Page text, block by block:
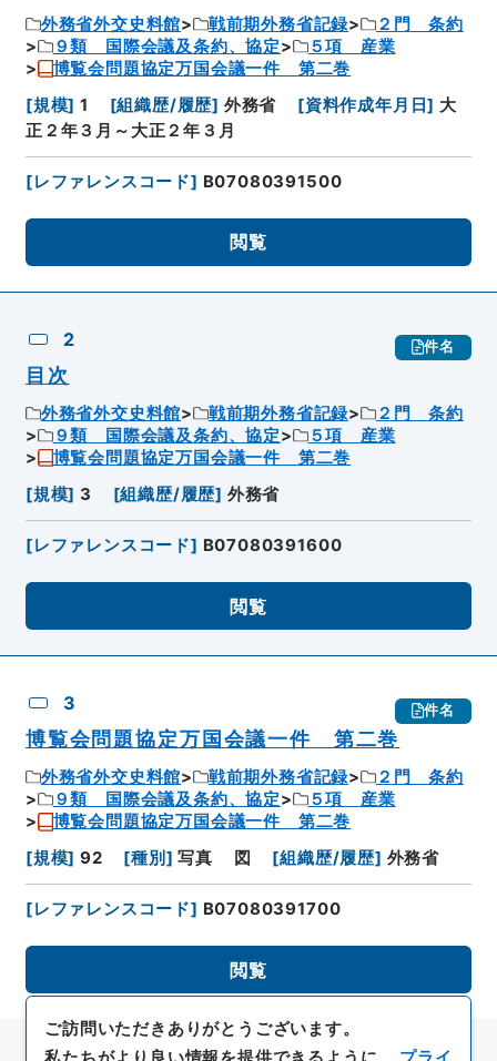
外務省外交史料館 戦前期外務省記録
２門 条約
９類 国際会議及条約、協定
５項 産業
博覧会問題協定万国会議一件 第二巻
[規模] 1 [組織歴/履歴] 外務省 [資料作成年月日] 大
正２年３月～大正２年３月
[レファレンスコード] B07080391500
閲覧
2 件名
目次
外務省外交史料館 戦前期外務省記録
２門 条約
９類 国際会議及条約、協定
５項 産業
博覧会問題協定万国会議一件 第二巻
[規模] 3 [組織歴/履歴] 外務省
[レファレンスコード] B07080391600
閲覧
3 件名
博覧会問題協定万国会議一件 第二巻
外務省外交史料館 戦前期外務省記録
２門 条約
９類 国際会議及条約、協定
５項 産業
博覧会問題協定万国会議一件 第二巻
[規模] 92 [種別 ] 写真 図 [組織歴/履歴] 外務省
[レファレンスコード] B07080391700
閲覧
ご訪問いただきありがとうございます。